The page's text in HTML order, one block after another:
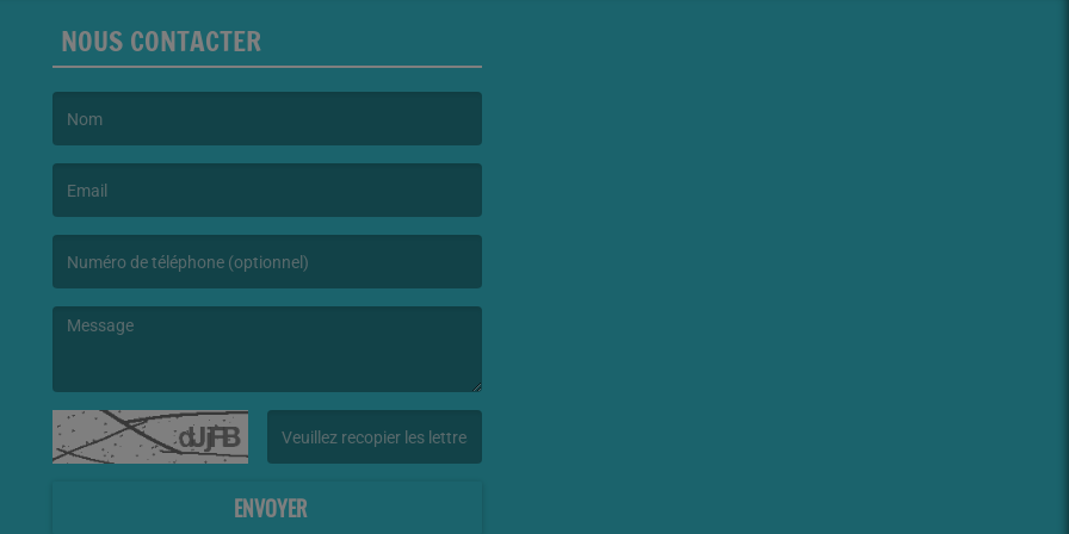
NOUS CONTACTER
ENVOYER